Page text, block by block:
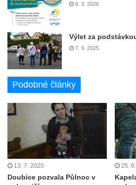
6. 3. 2026
Výlet za
7. 9. 2025
Podobné články
13. 7. 2020
Doubice pozvala Půlnoc v
25.